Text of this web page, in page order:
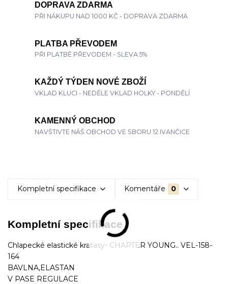
DOPRAVA ZDARMA
PŘI NÁKUPU NAD 1000 KČ - DOPRAVA ZDARMA
PLATBA PŘEVODEM
PŘI PLATBĚ PŘEVODEM - SLEVA 5%
KAŽDÝ TÝDEN NOVÉ ZBOŽÍ
VKLAD KLUCI - NEDĚLE VKLAD HOLKY - PONDĚLÍ
KAMENNÝ OBCHOD
NAVŠTIVTE NÁŠ OBCHOD VE SBORU 12 IVANČICE
Kompletní specifikace Komentáře 0
Kompletní specifikace
Chlapecké elastické kraťasy- CHAPTER YOUNG.. VEL-158-
164
BAVLNA,ELASTAN
V PASE REGULACE